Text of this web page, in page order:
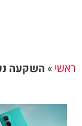
ראשי » השקעה